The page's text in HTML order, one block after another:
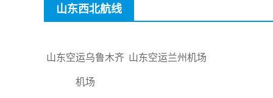
山东西北航线
山东空运乌鲁木齐
机场
山东空运兰州机场